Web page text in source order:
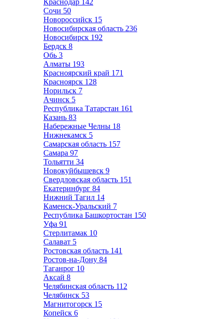
Краснодар 142
Сочи 50
Новороссийск 15
Новосибирская область 236
Новосибирск 192
Бердск 8
Обь 3
Алматы 193
Красноярский край 171
Красноярск 128
Норильск 7
Ачинск 5
Республика Татарстан 161
Казань 83
Набережные Челны 18
Нижнекамск 5
Самарская область 157
Самара 97
Тольятти 34
Новокуйбышевск 9
Свердловская область 151
Екатеринбург 84
Нижний Тагил 14
Каменск-Уральский 7
Республика Башкортостан 150
Уфа 91
Стерлитамак 10
Салават 5
Ростовская область 141
Ростов-на-Дону 84
Таганрог 10
Аксай 8
Челябинская область 112
Челябинск 53
Магнитогорск 15
Копейск 6